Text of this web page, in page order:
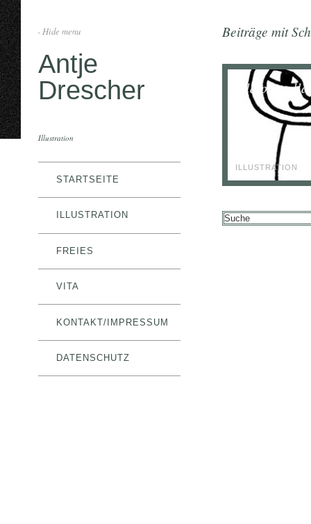
- Hide menu
Antje
Drescher
Illustration
STARTSEITE
ILLUSTRATION
FREIES
VITA
KONTAKT/IMPRESSUM
DATENSCHUTZ
Beiträge mit
ella propella
ILLUSTRATION